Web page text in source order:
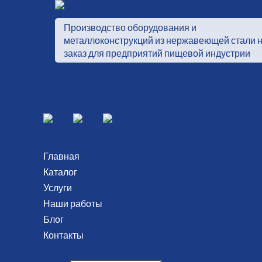
Производство оборудования и
металлоконструкций из нержавеющей стали
заказ для предприятий пищевой индустрии
Главная
Каталог
Услуги
Наши работы
Блог
Контакты